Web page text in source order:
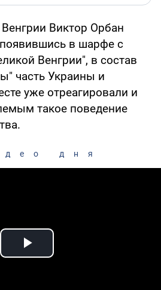
Виктор Орбан
в шарфе с
Венгрии", в состав
часть Украины и
уже отреагировали и
такое поведение
дня
Play Video